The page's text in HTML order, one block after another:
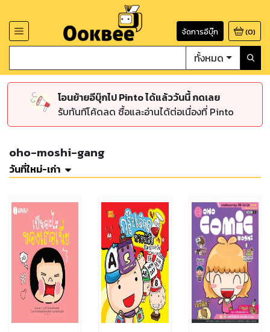
จัดการอีบุ๊ก (0)
ทั้งหมด
โอนย้ายอีบุ๊กไป Pinto ได้แล้ววันนี้ กดเลย
รับทันทีโค้ดลด ซื้อและอ่านได้ต่อเนื่องที่ Pinto
oho-moshi-gang
วันที่ใหม่-เก่า